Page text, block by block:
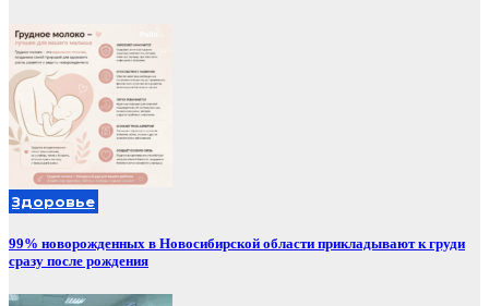
Здоровье
99% новорожденных в Новосибирской области прикладывают к груди
сразу после рождения